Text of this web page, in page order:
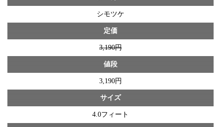
シモツケ
定価
3,190円
値段
3,190円
サイズ
4.0フィート